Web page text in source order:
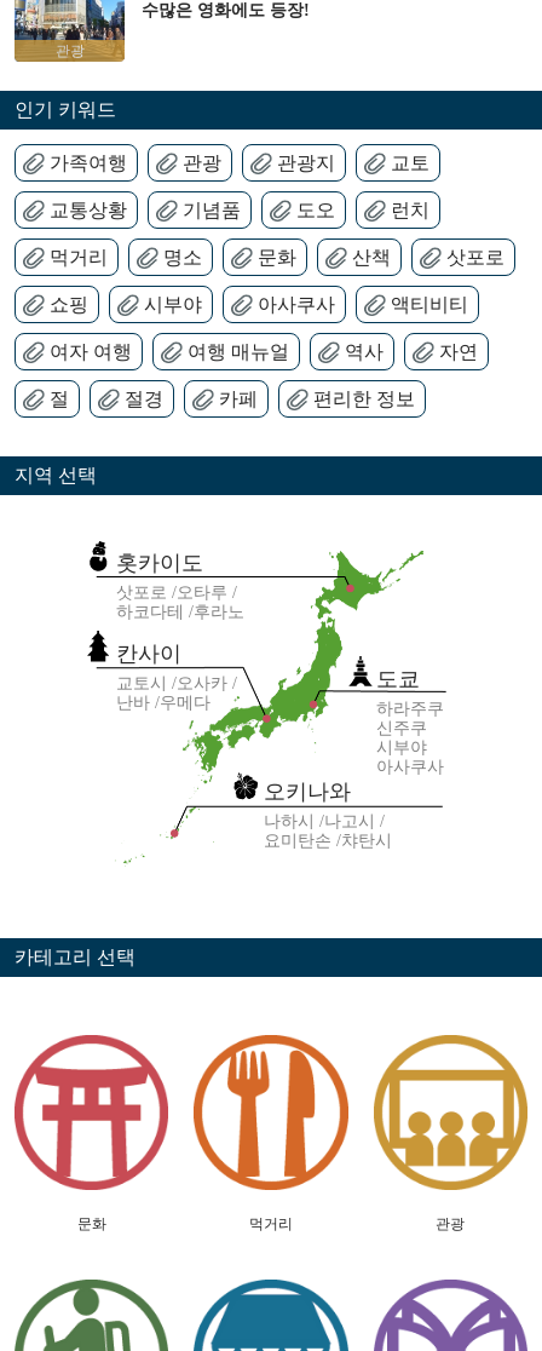
관광
수많은 영화에도 등장!
인기 키워드
가족여행 관광 관광지 교토
교통상황 기념품 도오 런치
먹거리 명소 문화 산책 삿포로
쇼핑 시부야 아사쿠사 액티비티
여자 여행 여행 매뉴얼 역사 자연
절 절경 카페 편리한 정보
지역 선택
도쿄
하라주쿠
신주쿠
시부야
아사쿠사
칸사이
교토시
오사카
난바 우메다
오키나와
나하시
나고시
요미탄손
챠탄시
홋카이도
삿포로
오타루
하코다테
후라노
카테고리 선택
문화 먹거리 관광